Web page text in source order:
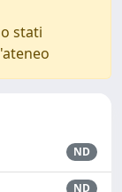
stati
ND
ND